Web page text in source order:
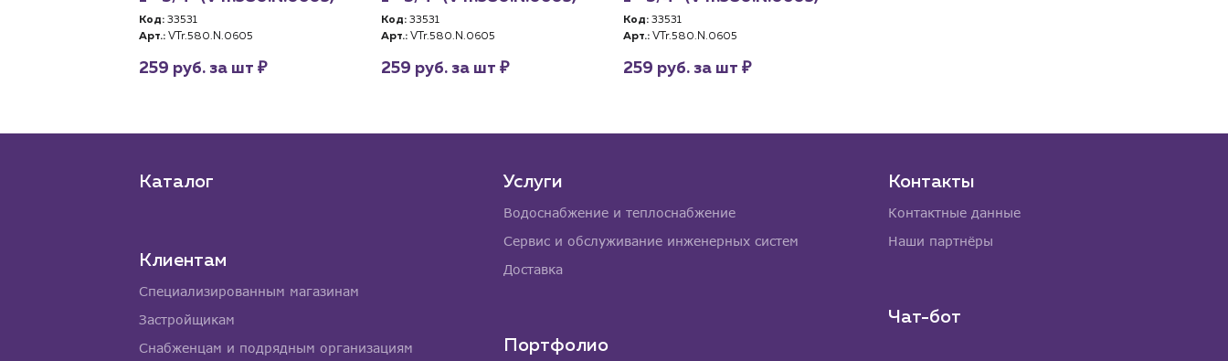
Код: 33531
Арт.: VTr.580.N.0605
259 руб. за шт ₽
Код: 33531
Арт.: VTr.580.N.0605
259 руб. за шт ₽
Код: 33531
Арт.: VTr.580.N.0605
259 руб. за шт ₽
Каталог
Клиентам
Специализированным магазинам
Застройщикам
Снабженцам и подрядным организациям
Услуги
Водоснабжение и теплоснабжение
Сервис и обслуживание инженерных систем
Доставка
Портфолио
Контакты
Контактные данные
Наши партнёры
Чат-бот